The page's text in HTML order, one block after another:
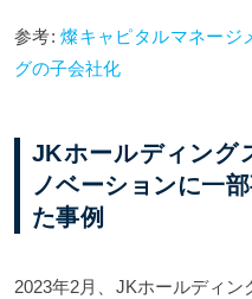
参考:燦キャピタルマネージ
グの子会社化
JKホールディング
ノベーションに一
た事例
2023年2月、JKホールディン